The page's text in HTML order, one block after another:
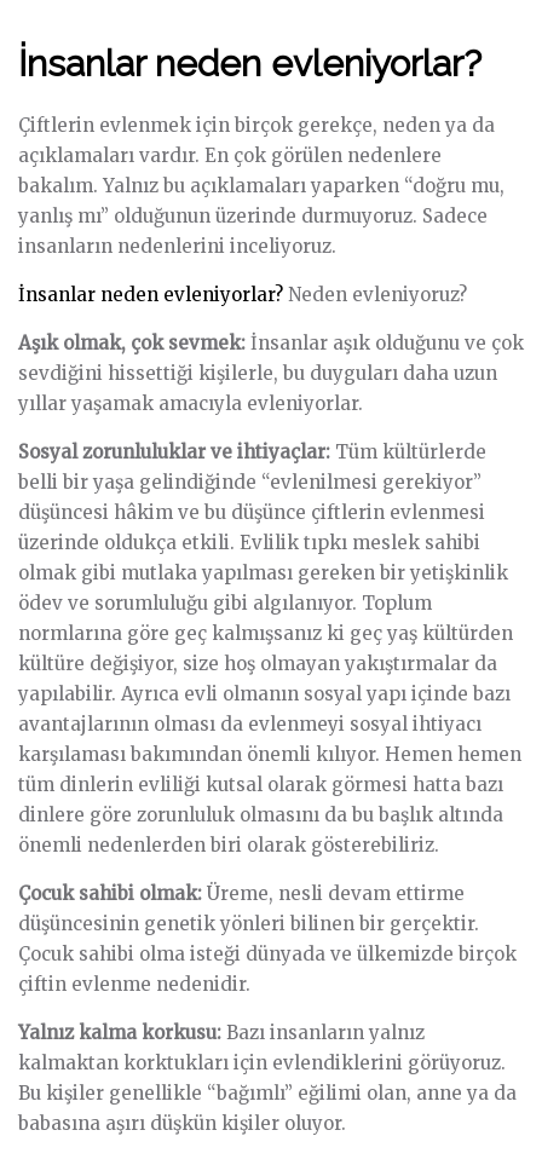
İnsanlar neden evleniyorlar?
Çiftlerin evlenmek için birçok gerekçe, neden ya da
açıklamaları vardır. En çok görülen nedenlere
bakalım. Yalnız bu açıklamaları yaparken “doğru mu,
yanlış mı” olduğunun üzerinde durmuyoruz. Sadece
insanların nedenlerini inceliyoruz.
İnsanlar neden evleniyorlar? Neden evleniyoruz?
Aşık olmak, çok sevmek: İnsanlar aşık olduğunu ve çok
sevdiğini hissettiği kişilerle, bu duyguları daha uzun
yıllar yaşamak amacıyla evleniyorlar.
Sosyal zorunluluklar ve ihtiyaçlar: Tüm kültürlerde
belli bir yaşa gelindiğinde “evlenilmesi gerekiyor”
düşüncesi hâkim ve bu düşünce çiftlerin evlenmesi
üzerinde oldukça etkili. Evlilik tıpkı meslek sahibi
olmak gibi mutlaka yapılması gereken bir yetişkinlik
ödev ve sorumluluğu gibi algılanıyor. Toplum
normlarına göre geç kalmışsanız ki geç yaş kültürden
kültüre değişiyor, size hoş olmayan yakıştırmalar da
yapılabilir. Ayrıca evli olmanın sosyal yapı içinde bazı
avantajlarının olması da evlenmeyi sosyal ihtiyacı
karşılaması bakımından önemli kılıyor. Hemen hemen
tüm dinlerin evliliği kutsal olarak görmesi hatta bazı
dinlere göre zorunluluk olmasını da bu başlık altında
önemli nedenlerden biri olarak gösterebiliriz.
Çocuk sahibi olmak: Üreme, nesli devam ettirme
düşüncesinin genetik yönleri bilinen bir gerçektir.
Çocuk sahibi olma isteği dünyada ve ülkemizde birçok
çiftin evlenme nedenidir.
Yalnız kalma korkusu: Bazı insanların yalnız
kalmaktan korktukları için evlendiklerini görüyoruz.
Bu kişiler genellikle “bağımlı” eğilimi olan, anne ya da
babasına aşırı düşkün kişiler oluyor.